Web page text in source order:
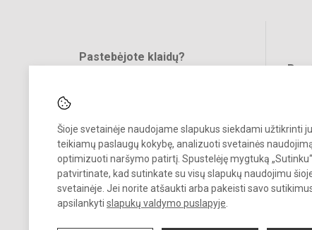
Šioje svetainėje naudojame slapukus siekdami užtikrinti
teikiamų paslaugų kokybę, analizuoti svetainės
optimizuoti naršymo patirtį. Spustelėję mygtuką
patvirtinate, kad sutinkate su visų slapukų naudojimu
svetainėje. Jei norite atšaukti arba pakeisti savo
apsilankyti slapukų valdymo puslapyje
Pastebėjote klaidų?
© 2021. Kretingos Jurgio Pabrėžos universitetinė gimnazija. Visos
saugomos.